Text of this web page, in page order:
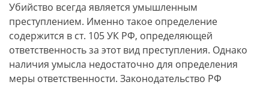
Убийство всегда является умышленным
преступлением. Именно такое определение
содержится в ст. 105 УК РФ, определяющей
ответственность за этот вид преступления. Однако
наличия умысла недостаточно для определения
меры ответственности. Законодательство РФ